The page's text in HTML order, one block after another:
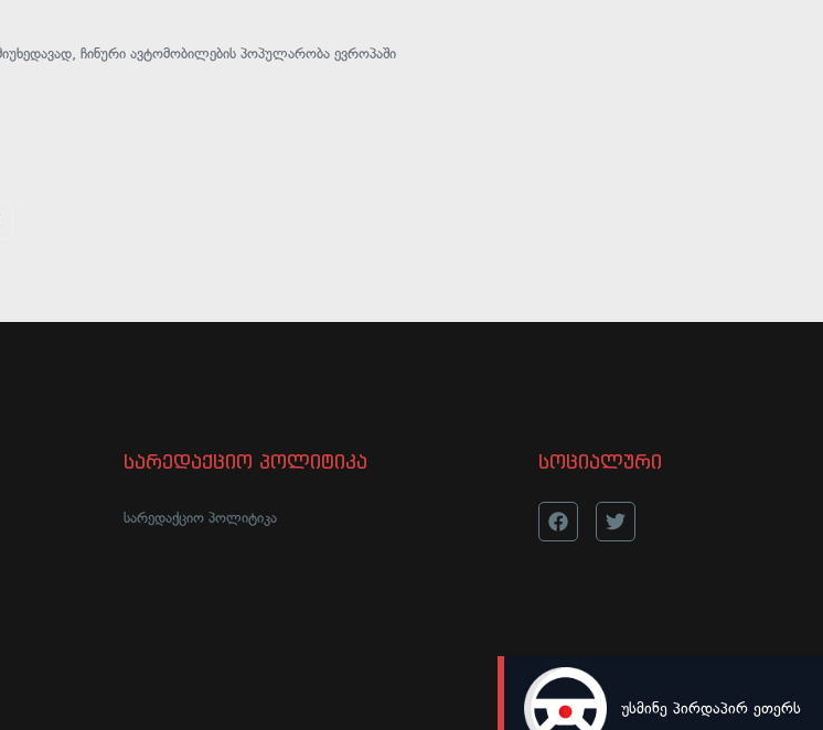
LIVEუსმინე პირდაპირ ეთერს
ჩინური ავტომობილების პოპულარობა ევროპაში
სარედაქციო პოლიტიკა
სარედაქციო პოლიტიკა
სოციალური